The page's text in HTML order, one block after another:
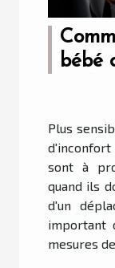
bébé
Plus
sont à
quand ils
d'un
important
mesures